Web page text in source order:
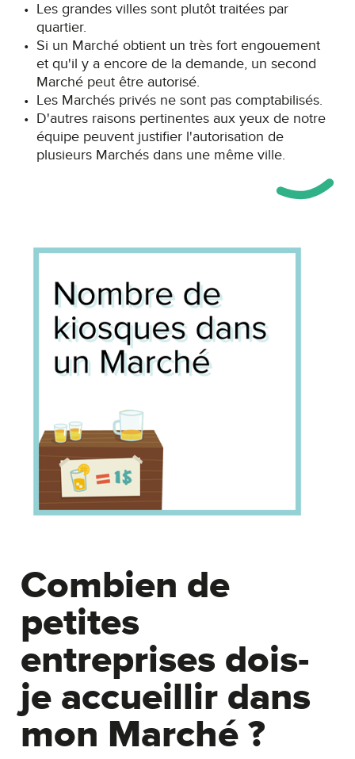
Les grandes villes sont plutôt traitées par
quartier.
Si un Marché obtient un très fort engouement
et qu'il y a encore de la demande, un second
Marché peut être autorisé.
Les Marchés privés ne sont pas comptabilisés.
D'autres raisons pertinentes aux yeux de notre
équipe peuvent justifier l'autorisation de
plusieurs Marchés dans une même ville.
Combien de
petites
entreprises dois-
je accueillir dans
mon Marché ?